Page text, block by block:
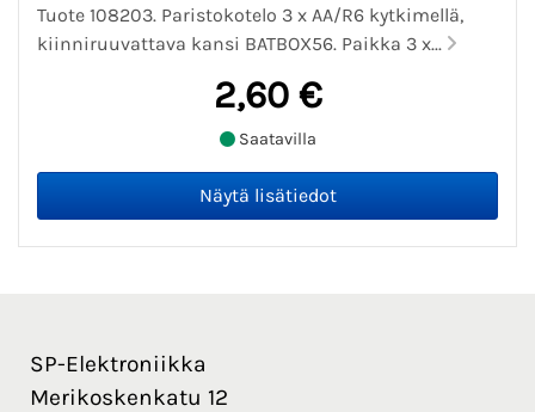
Tuote 108203. Paristokotelo 3 x AA/R6 kytkimellä,
kiinniruuvattava kansi BATBOX56. Paikka 3 x...
2,60 €
Saatavilla
SP-Elektroniikka
Merikoskenkatu 12